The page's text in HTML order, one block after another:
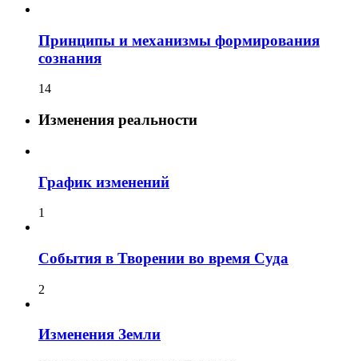
Принципы и механизмы формирования
сознания
14
Изменения реальности
График изменений
1
События в Творении во время Суда
2
Изменения Земли